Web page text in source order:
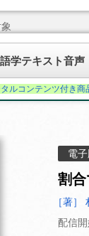
学テキスト音声
ルコンテンツ付き商
電
割
［著］
配信